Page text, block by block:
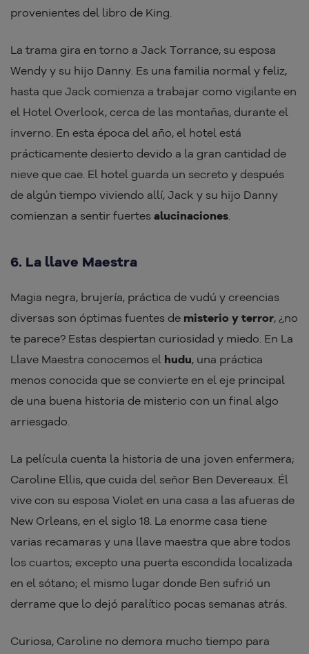
provenientes del libro de King.
La trama gira en torno a Jack Torrance, su esposa
Wendy y su hijo Danny. Es una familia normal y feliz,
hasta que Jack comienza a trabajar como vigilante en
el Hotel Overlook, cerca de las montañas, durante el
inverno. En esta época del año, el hotel está
prácticamente desierto devido a la gran cantidad de
nieve que cae. El hotel guarda un secreto y después
de algún tiempo viviendo allí, Jack y su hijo Danny
comienzan a sentir fuertes alucinaciones.
6. La llave Maestra
Magia negra, brujería, práctica de vudú y creencias
diversas son óptimas fuentes de misterio y terror, ¿no
te parece? Estas despiertan curiosidad y miedo. En La
Llave Maestra conocemos el hudu, una práctica
menos conocida que se convierte en el eje principal
de una buena historia de misterio con un final algo
arriesgado.
La película cuenta la historia de una joven enfermera;
Caroline Ellis, que cuida del señor Ben Devereaux. Él
vive con su esposa Violet en una casa a las afueras de
New Orleans, en el siglo 18. La enorme casa tiene
varias recamaras y una llave maestra que abre todos
los cuartos; excepto una puerta escondida localizada
en el sótano; el mismo lugar donde Ben sufrió un
derrame que lo dejó paralítico pocas semanas atrás.
Curiosa, Caroline no demora mucho tiempo para